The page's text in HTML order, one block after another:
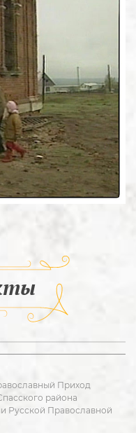
Приход
района
Русской Православной